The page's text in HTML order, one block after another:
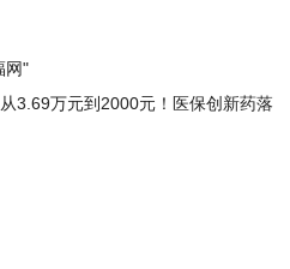
网"
3.69万元到2000元！医保创新药落